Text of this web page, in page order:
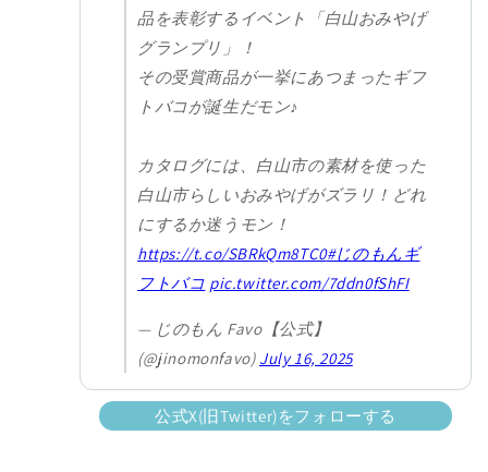
品を表彰するイベント「白山おみやげ
グランプリ」！
その受賞商品が一挙にあつまったギフ
トバコが誕生だモン♪
カタログには、白山市の素材を使った
白山市らしいおみやげがズラリ！どれ
にするか迷うモン！
https://t.co/SBRkQm8TC0#じのもんギ
フトバコ pic.twitter.com/7ddn0fShFI
— じのもん Favo【公式】
(@jinomonfavo) July 16, 2025
公式X(旧Twitter)をフォローする